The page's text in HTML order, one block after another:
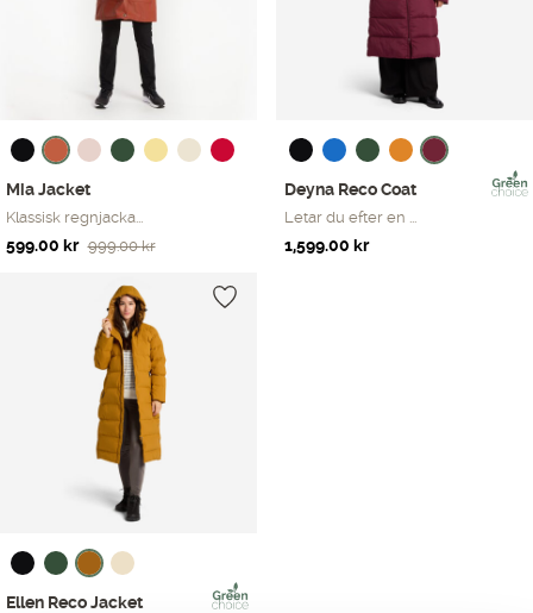
Mia Jacket
Klassisk regnjacka...
999.00kr
Det
599.00 kr
Det
Deyna Reco Coat
Letar du efter en ...
1,599.00 kr
Ellen Reco Jacket